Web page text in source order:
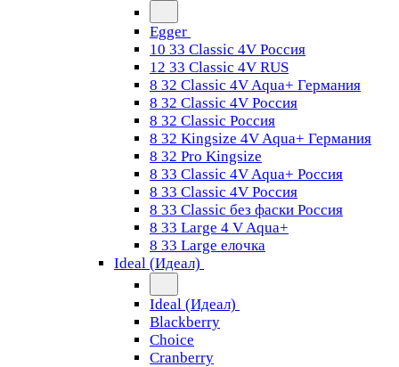
Egger
10 33 Classic 4V Россия
12 33 Classic 4V RUS
8 32 Classic 4V Aqua+ Германия
8 32 Classic 4V Россия
8 32 Classic Россия
8 32 Kingsize 4V Aqua+ Германия
8 32 Pro Kingsize
8 33 Classic 4V Aqua+ Россия
8 33 Classic 4V Россия
8 33 Classic без фаски Россия
8 33 Large 4 V Aqua+
8 33 Large елочка
Ideal (Идеал)
Ideal (Идеал)
Blackberry
Choice
Cranberry